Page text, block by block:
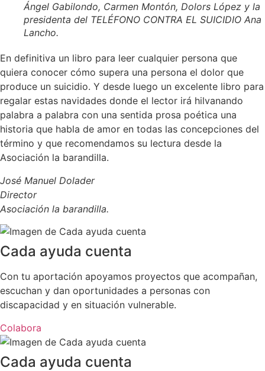
Ángel Gabilondo, Carmen Montón, Dolors López y la
presidenta del TELÉFONO CONTRA EL SUICIDIO Ana
Lancho.
En definitiva un libro para leer cualquier persona que
quiera conocer cómo supera una persona el dolor que
produce un suicidio. Y desde luego un excelente libro para
regalar estas navidades donde el lector irá hilvanando
palabra a palabra con una sentida prosa poética una
historia que habla de amor en todas las concepciones del
término y que recomendamos su lectura desde la
Asociación la barandilla.
José Manuel Dolader
Director
Asociación la barandilla.
Cada ayuda cuenta
Con tu aportación apoyamos proyectos que acompañan,
escuchan y dan oportunidades a personas con
discapacidad y en situación vulnerable.
Colabora
Cada ayuda cuenta